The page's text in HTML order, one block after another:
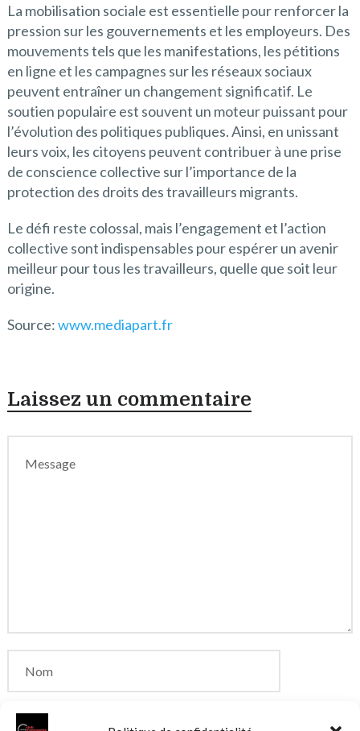
La mobilisation sociale est essentielle pour renforcer la
pression sur les gouvernements et les employeurs. Des
mouvements tels que les manifestations, les pétitions
en ligne et les campagnes sur les réseaux sociaux
peuvent entraîner un changement significatif. Le
soutien populaire est souvent un moteur puissant pour
l’évolution des politiques publiques. Ainsi, en unissant
leurs voix, les citoyens peuvent contribuer à une prise
de conscience collective sur l’importance de la
protection des droits des travailleurs migrants.
Le défi reste colossal, mais l’engagement et l’action
collective sont indispensables pour espérer un avenir
meilleur pour tous les travailleurs, quelle que soit leur
origine.
Source:www.mediapart.fr
Laissez un commentaire